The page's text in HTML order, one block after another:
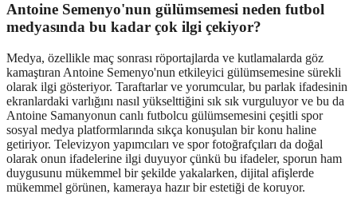
Antoine Semenyo'nun gülümsemesi neden futbol
medyasında bu kadar çok ilgi çekiyor?
Medya, özellikle maç sonrası röportajlarda ve kutlamalarda göz
kamaştıran Antoine Semenyo'nun etkileyici gülümsemesine sürekli
olarak ilgi gösteriyor. Taraftarlar ve yorumcular, bu parlak ifadesinin
ekranlardaki varlığını nasıl yükselttiğini sık sık vurguluyor ve bu da
Antoine Samanyonun canlı futbolcu gülümsemesini çeşitli spor
sosyal medya platformlarında sıkça konuşulan bir konu haline
getiriyor. Televizyon yapımcıları ve spor fotoğrafçıları da doğal
olarak onun ifadelerine ilgi duyuyor çünkü bu ifadeler, sporun ham
duygusunu mükemmel bir şekilde yakalarken, dijital afişlerde
mükemmel görünen, kameraya hazır bir estetiği de koruyor.